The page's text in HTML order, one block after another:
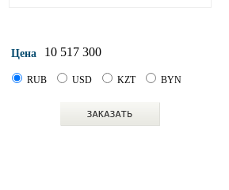
Цена 10 517 300
RUB USD KZT BYN